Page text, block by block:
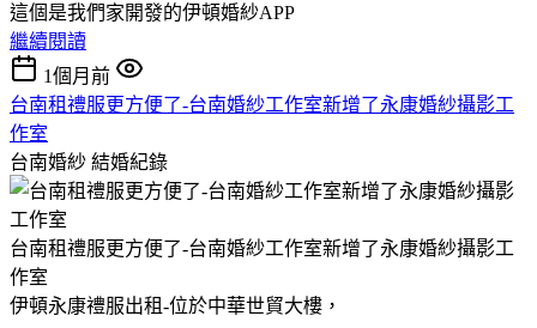
這個是我們家開發的伊頓婚紗APP
繼續閱讀
1個月前
台南租禮服更方便了-台南婚紗工作室新增了永康婚紗攝影工
作室
台南婚紗 結婚紀錄
台南租禮服更方便了-台南婚紗工作室新增了永康婚紗攝影工
作室
伊頓永康禮服出租-位於中華世貿大樓，